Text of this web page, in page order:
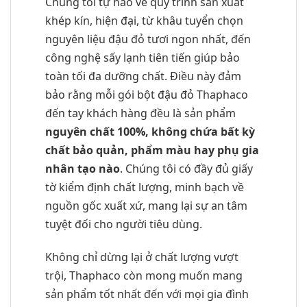
khép kín, hiện đại, từ khâu tuyển chọn
nguyên liệu đậu đỏ tươi ngon nhất, đến
công nghệ sấy lạnh tiên tiến giúp bảo
toàn tối đa dưỡng chất. Điều này đảm
bảo rằng mỗi gói bột đậu đỏ Thaphaco
đến tay khách hàng đều là sản phẩm
nguyên chất 100%, không chứa bất kỳ
chất bảo quản, phẩm màu hay phụ gia
nhân tạo nào. Chúng tôi có đầy đủ giấy
tờ kiểm định chất lượng, minh bạch về
nguồn gốc xuất xứ, mang lại sự an tâm
tuyệt đối cho người tiêu dùng.
Không chỉ dừng lại ở chất lượng vượt
trội, Thaphaco còn mong muốn mang
sản phẩm tốt nhất đến với mọi gia đình